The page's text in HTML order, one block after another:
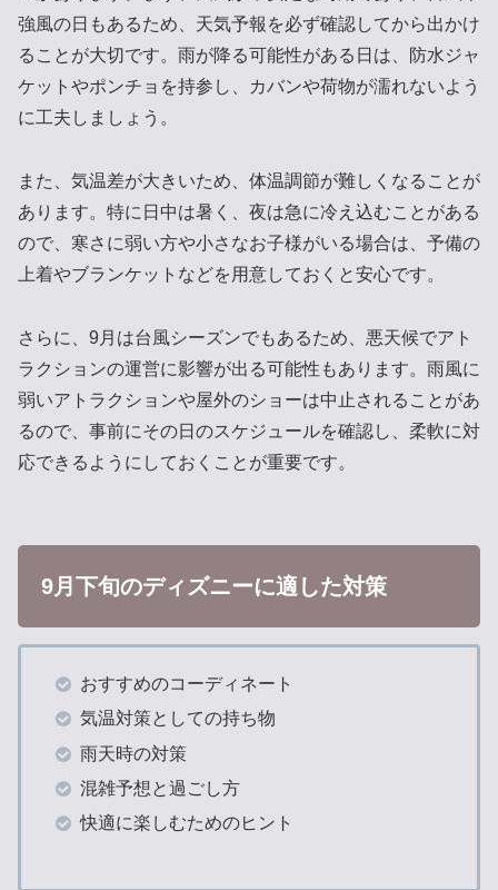
強風の日もあるため、天気予報を必ず確認してから出かけ
ることが大切です。雨が降る可能性がある日は、防水ジャ
ケットやポンチョを持参し、カバンや荷物が濡れないよう
に工夫しましょう。
また、気温差が大きいため、体温調節が難しくなることが
あります。特に日中は暑く、夜は急に冷え込むことがある
ので、寒さに弱い方や小さなお子様がいる場合は、予備の
上着やブランケットなどを用意しておくと安心です。
さらに、9月は台風シーズンでもあるため、悪天候でアト
ラクションの運営に影響が出る可能性もあります。雨風に
弱いアトラクションや屋外のショーは中止されることがあ
るので、事前にその日のスケジュールを確認し、柔軟に対
応できるようにしておくことが重要です。
9月下旬のディズニーに適した対策
おすすめのコーディネート
気温対策としての持ち物
雨天時の対策
混雑予想と過ごし方
快適に楽しむためのヒント